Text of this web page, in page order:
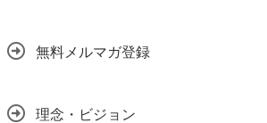
無料メルマガ登録
理念・ビジョン